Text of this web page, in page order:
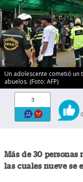
Un adolescente cometió
abuelos. (Foto: AFP)
3
0
Más de 30 personas
las cuales nueve se